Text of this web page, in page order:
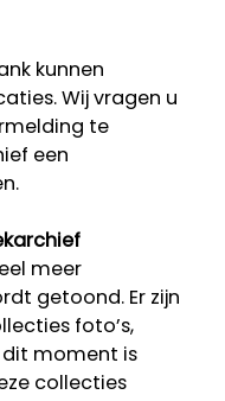
kunnen
Wij vragen u
te
een
meer
getoond. Er zijn
foto’s,
dit moment is
collecties